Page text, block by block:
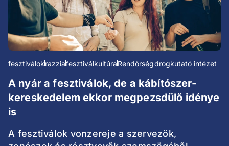
fesztiválokrazziafesztiválkultúraRendőrségdrogkutató intézet
A nyár a fesztiválok, de a kábítószer-
kereskedelem ekkor megpezsdülő idénye
is
A fesztiválok vonzereje a szervezők,